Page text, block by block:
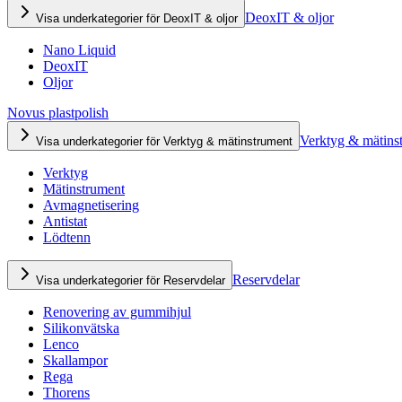
Visa underkategorier för DeoxIT & oljor DeoxIT & oljor
Nano Liquid
DeoxIT
Oljor
Novus plastpolish
Visa underkategorier för Verktyg & mätinstrument Verktyg &
Verktyg
Mätinstrument
Avmagnetisering
Antistat
Lödtenn
Visa underkategorier för Reservdelar Reservdelar
Renovering av gummihjul
Silikonvätska
Lenco
Skallampor
Rega
Thorens